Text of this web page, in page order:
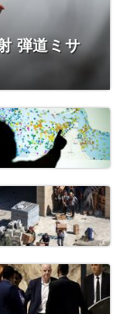
弾道ミサ